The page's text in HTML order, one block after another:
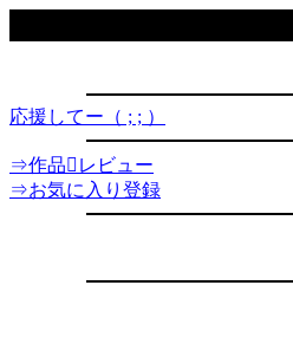
応援してー（ ; ; ）
⇒作品レビュー
⇒お気に入り登録